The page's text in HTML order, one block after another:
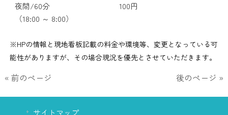
夜間/60分
（18:00 ～ 8:00）
100円
※HPの情報と現地看板記載の料金や環境等、変更となっている可
能性がありますが、その場合現況を優先とさせていただきます。
« 前のページ 後のページ »
サイトマップ